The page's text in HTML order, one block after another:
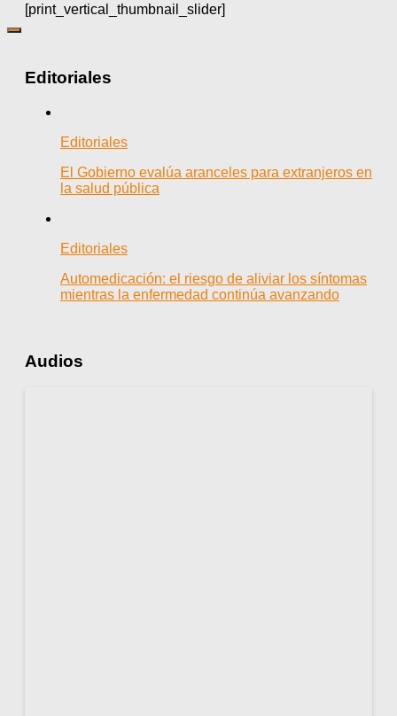
[print_vertical_thumbnail_slider]
Editoriales
Editoriales
El Gobierno evalúa aranceles para extranjeros en
la salud pública
Editoriales
Automedicación: el riesgo de aliviar los síntomas
mientras la enfermedad continúa avanzando
Audios